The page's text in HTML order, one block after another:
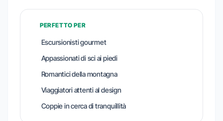
PERFETTO PER
Escursionisti gourmet
Appassionati di sci ai piedi
Romantici della montagna
Viaggiatori attenti al design
Coppie in cerca di tranquillità